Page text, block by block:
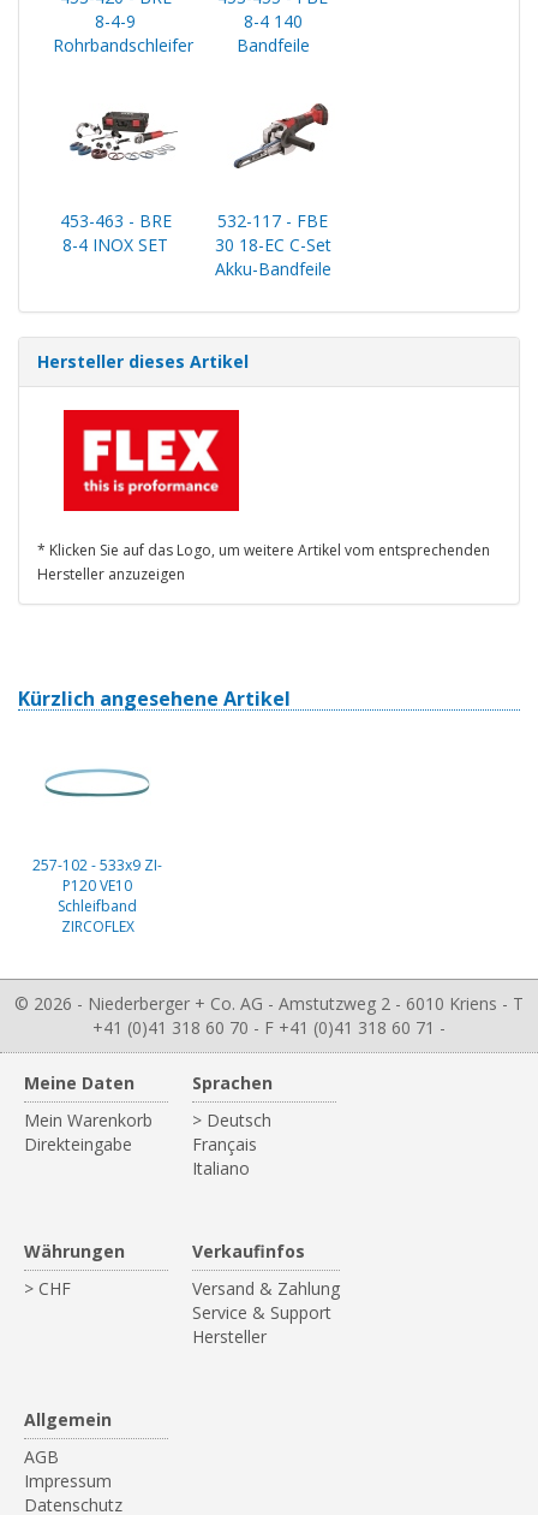
8-4-9
Rohrbandschleifer
8-4 140
Bandfeile
453-463 - BRE
8-4 INOX SET
532-117 - FBE
30 18-EC C-Set
Akku-Bandfeile
Hersteller dieses Artikel
* Klicken Sie auf das Logo, um weitere Artikel vom entsprechenden
Hersteller anzuzeigen
Kürzlich angesehene Artikel
257-102 - 533x9 ZI-
P120 VE10
Schleifband
ZIRCOFLEX
© 2026 - Niederberger + Co. AG - Amstutzweg 2 - 6010 Kriens - T
+41 (0)41 318 60 70 - F +41 (0)41 318 60 71 -
Meine Daten
Mein Warenkorb
Direkteingabe
Sprachen
> Deutsch
Français
Italiano
Währungen
> CHF
Verkaufinfos
Versand & Zahlung
Service & Support
Hersteller
Allgemein
AGB
Impressum
Datenschutz